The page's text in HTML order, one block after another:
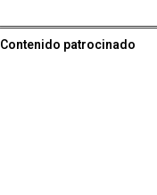
Contenido patrocinado